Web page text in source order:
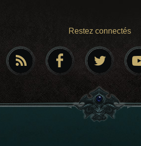
Restez connectés